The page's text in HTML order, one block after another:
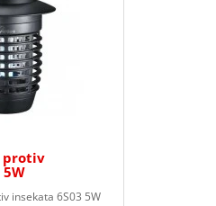
protiv
5W
insekata 6S03 5W